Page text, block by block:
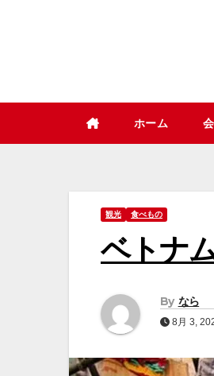
ツ
ホーム
観光 食べもの
ベトナ
By なら
8月 3,